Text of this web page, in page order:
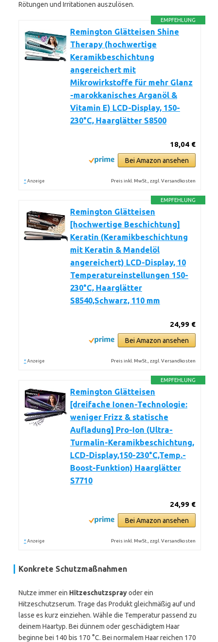
Rötungen und Irritationen auszulösen.
EMPFEHLUNG
Remington Glätteisen Shine
Therapy (hochwertige
Keramikbeschichtung
angereichert mit
Mikrowirkstoffe für mehr Glanz
-marokkanisches Arganöl &
Vitamin E) LCD-Display, 150-
230°C, Haarglätter S8500
18,04 €
Bei Amazon ansehen
* Anzeige Preis inkl. MwSt., zzgl. Versandkosten
EMPFEHLUNG
Remington Glätteisen
[hochwertige Beschichtung]
Keratin (Keramikbeschichtung
mit Keratin & Mandelöl
angereichert) LCD-Display, 10
Temperatureinstellungen 150-
230°C, Haarglätter
S8540,Schwarz, 110 mm
24,99 €
Bei Amazon ansehen
* Anzeige Preis inkl. MwSt., zzgl. Versandkosten
EMPFEHLUNG
Remington Glätteisen
[dreifache Ionen-Technologie:
weniger Frizz & statische
Aufladung] Pro-Ion (Ultra-
Turmalin-Keramikbeschichtung,
LCD-Display,150-230°C,Temp.-
Boost-Funktion) Haarglätter
S7710
24,99 €
Bei Amazon ansehen
* Anzeige Preis inkl. MwSt., zzgl. Versandkosten
Konkrete Schutzmaßnahmen
Nutze immer ein Hitzeschutzsprayoder ein
Hitzeschutzserum. Trage das Produkt gleichmäßig auf und
lasse es kurz einziehen. Wähle die Temperatur passend zu
deinem Haartyp. Bei dünnem oder geschädigtem Haar
beginne bei 140 bis 170 °C. Bei normalem Haar reichen 170